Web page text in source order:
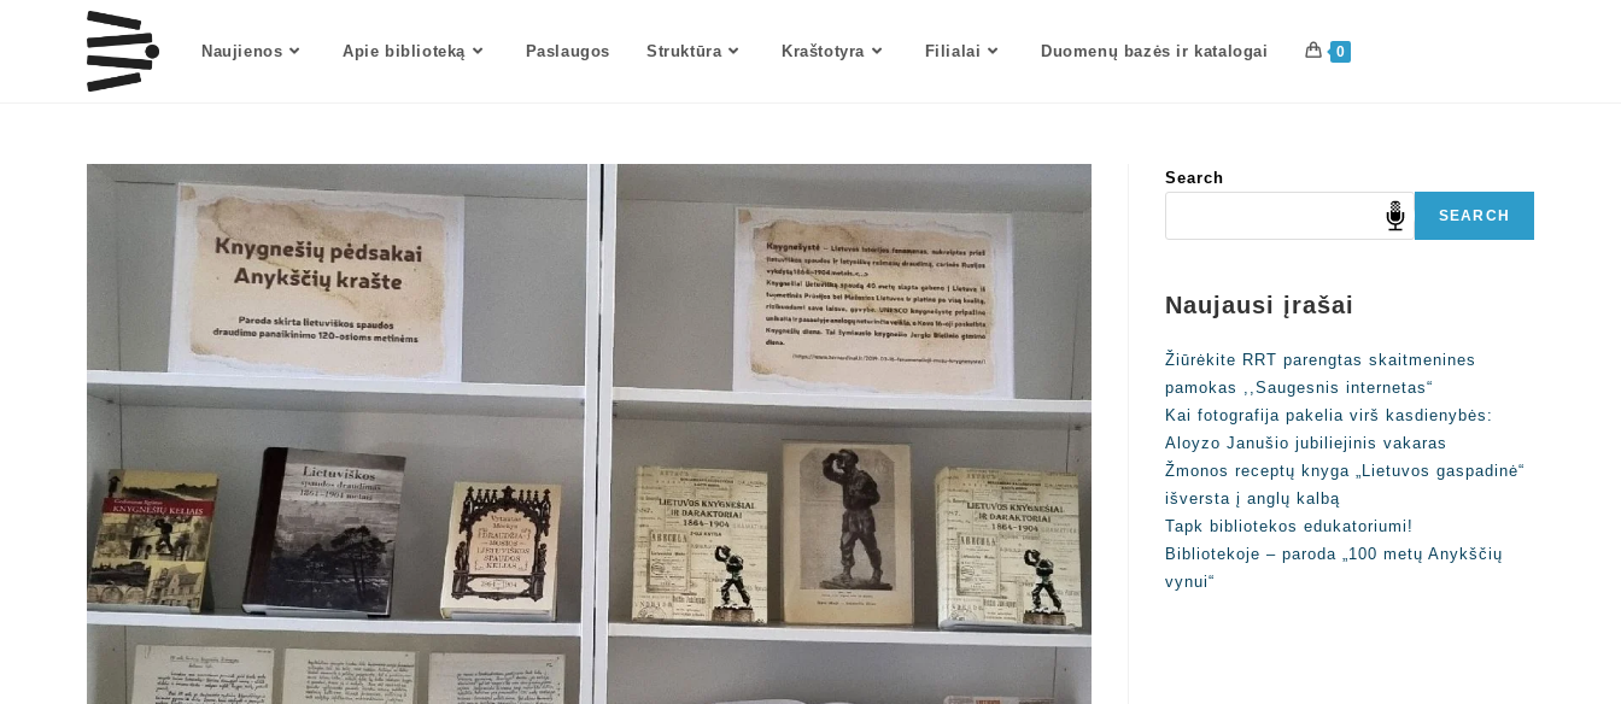
Naujienos Apie biblioteką Paslaugos Struktūra Kraštotyra Filialai Duomenų bazės ir katalogai 0
Search
SEARCH
Naujausi įrašai
Žiūrėkite RRT parengtas skaitmenines
pamokas ,,Saugesnis internetas“
Kai fotografija pakelia virš kasdienybės:
Aloyzo Janušio jubiliejinis vakaras
Žmonos receptų knyga „Lietuvos gaspadinė“
išversta į anglų kalbą
Tapk bibliotekos edukatoriumi!
Bibliotekoje – paroda „100 metų Anykščių
vynui“